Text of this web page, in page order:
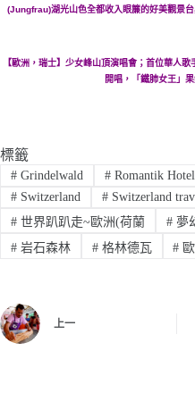
(Jungfrau)湖光山色全都收入眼簾的好美觀景
【歐洲，瑞士】少女峰山頂演唱會；首位華人
開唱，「鐵肺女王」
標籤
#Grindelwald #Romantik
#Switzerland #Switzerland
#世界趴趴走~歐洲(荷蘭 #夢
#岩石森林 #格林德瓦 #
上一